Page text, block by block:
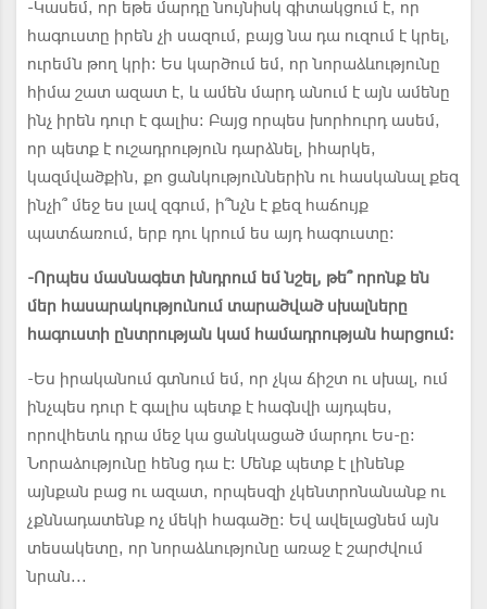
-Կասեմ, որ եթե մարդը նույնիսկ գիտակցում է, որ
հագուստը իրեն չի սազում, բայց նա դա ուզում է կրել,
ուրեմն թող կրի: Ես կարծում եմ, որ նորաձևությունը
հիմա շատ ազատ է, և ամեն մարդ անում է այն ամենը
ինչ իրեն դուր է գալիս: Բայց որպես խորհուրդ ասեմ,
որ պետք է ուշադրություն դարձնել, իհարկե,
կազմվածքին, քո ցանկություններին ու հասկանալ քեզ
ինչի՞ մեջ ես լավ զգում, ի՞նչն է քեզ հաճույք
պատճառում, երբ դու կրում ես այդ հագուստը:
-Որպես մասնագետ խնդրում եմ նշել, թե՞ որոնք են
մեր հասարակությունում տարածված սխալները
հագուստի ընտրության կամ համադրության հարցում:
-Ես իրականում գտնում եմ, որ չկա ճիշտ ու սխալ, ում
ինչպես դուր է գալիս պետք է հագնվի այդպես,
որովհետև դրա մեջ կա ցանկացած մարդու Ես-ը:
Նորաձությունը հենց դա է: Մենք պետք է լինենք
այնքան բաց ու ազատ, որպեսզի չկենտրոնանանք ու
չքննադատենք ոչ մեկի հագածը: Եվ ավելացնեմ այն
տեսակետը, որ նորաձևությունը առաջ է շարժվում
նրան...